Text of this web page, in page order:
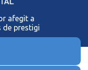
afegit a
de prestigi